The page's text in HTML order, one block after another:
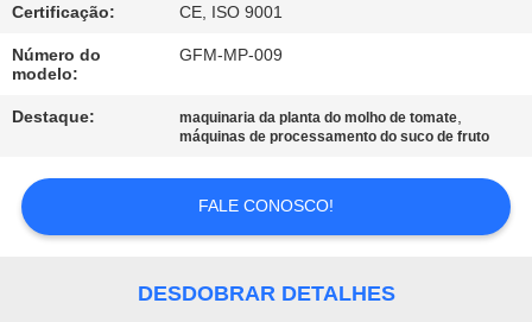
CONTROLE
DA
QUALIDADE
CONTACTE-
NOS
Certificação: CE, ISO 9001
Número do
modelo:
GFM-MP-009
Destaque: maquinaria da planta do molho de tomate,
máquinas de processamento do suco de fruto
FALE CONOSCO!
DESDOBRAR DETALHES